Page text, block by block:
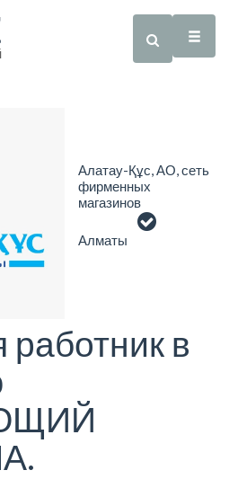
Алатау-Құс, АО, сеть
фирменных
магазинов
Алматы
работник в